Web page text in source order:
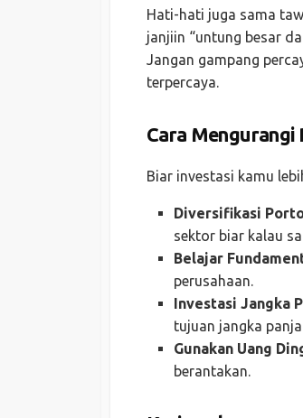
Hati-hati juga sama
janjiin “untung besar
Jangan gampang
terpercaya.
Cara Mengurangi
Biar investasi kamu
Diversifikasi
sektor biar kalau
Belajar
perusahaan.
Investasi Jangka
tujuan jangka
Gunakan Uang
berantakan.